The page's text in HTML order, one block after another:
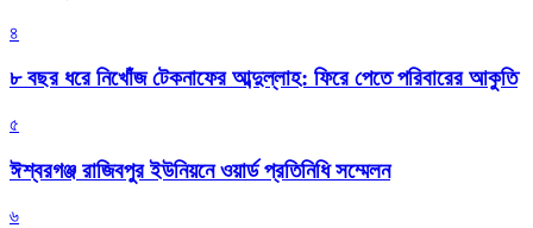
৪
৮ বছর ধরে নিখোঁজ টেকনাফের আব্দুল্লাহ: ফিরে পেতে পরিবারের আকুতি
৫
ঈশ্বরগঞ্জ রাজিবপুর ইউনিয়নে ওয়ার্ড প্রতিনিধি সম্মেলন
৬